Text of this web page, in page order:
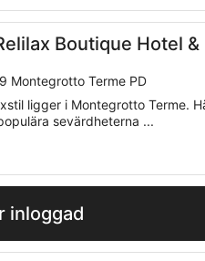
Boutique Hotel &
Montegrotto Terme PD
ligger i Montegrotto Terme.
sevärdheterna ...
inloggad